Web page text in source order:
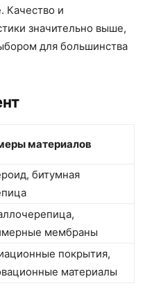
Качество и
значительно выше,
для большинства
материалов
битумная
мембраны
покрытия,
материалы